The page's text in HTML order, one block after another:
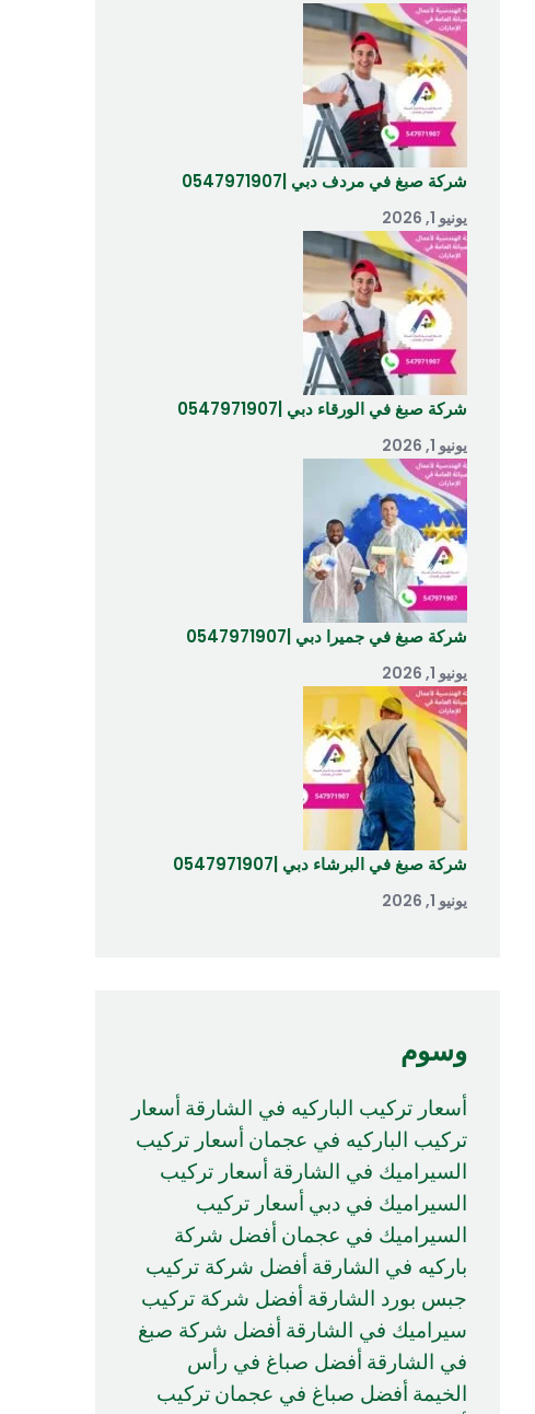
شركة صبغ في مردف دبي |0547971907
يونيو 1, 2026
شركة صبغ في الورقاء دبي |0547971907
يونيو 1, 2026
شركة صبغ في جميرا دبي |0547971907
يونيو 1, 2026
شركة صبغ في البرشاء دبي |0547971907
يونيو 1, 2026
وسوم
أسعار تركيب الباركيه في الشارقة أسعار
تركيب الباركيه في عجمان أسعار تركيب
السيراميك في الشارقة أسعار تركيب
السيراميك في دبي أسعار تركيب
السيراميك في عجمان أفضل شركة
باركيه في الشارقة أفضل شركة تركيب
جبس بورد الشارقة أفضل شركة تركيب
سيراميك في الشارقة أفضل شركة صبغ
في الشارقة أفضل صباغ في رأس
الخيمة أفضل صباغ في عجمانتركيب